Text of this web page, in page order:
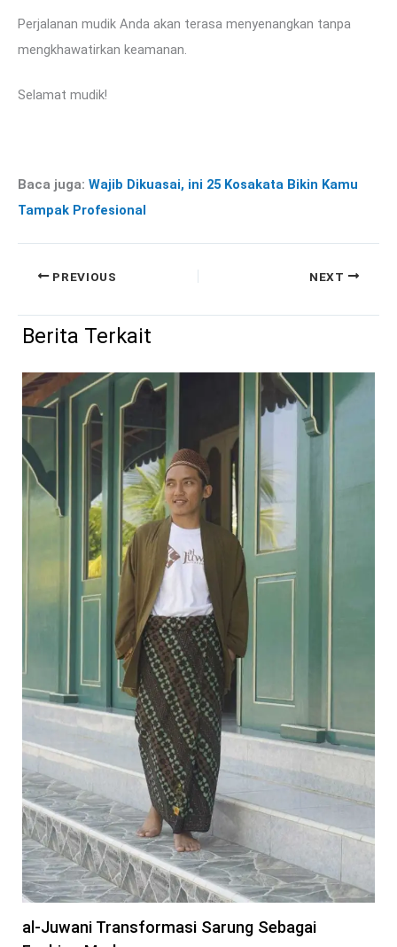
Perjalanan mudik Anda akan terasa menyenangkan tanpa
mengkhawatirkan keamanan.
Selamat mudik!
Baca juga: Wajib Dikuasai, ini 25 Kosakata Bikin Kamu
Tampak Profesional
PREVIOUS NEXT
Berita Terkait
al-Juwani Transformasi Sarung Sebagai